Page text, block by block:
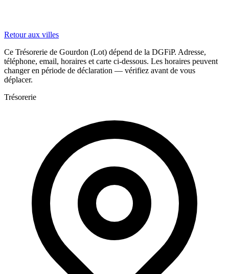
Retour aux villes
Ce Trésorerie de Gourdon (Lot) dépend de la DGFiP. Adresse,
téléphone, email, horaires et carte ci-dessous. Les horaires peuvent
changer en période de déclaration — vérifiez avant de vous
déplacer.
Trésorerie